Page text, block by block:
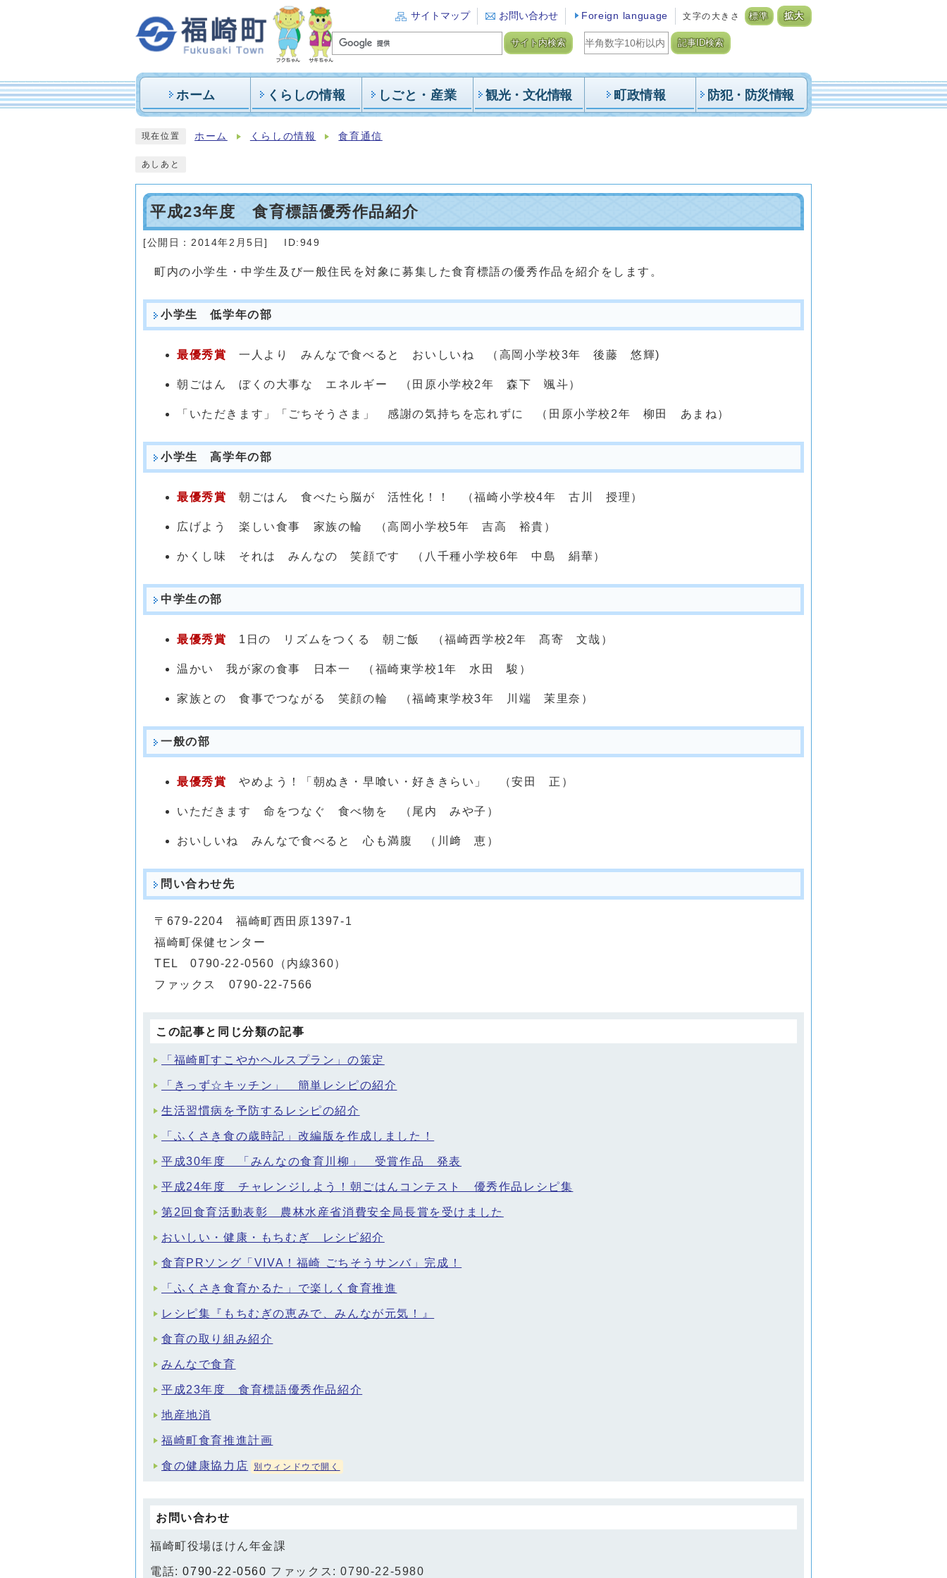
サイトマップ お問い合わせ Foreign language 文字の大きさ 標準 拡大
サイト内検索 記事ID検索
ホーム くらしの情報 しごと・産業 観光・文化情報 町政情報 防犯・防災情報
現在位置 ホーム くらしの情報 食育通信
あしあと
平成23年度 食育標語優秀作品紹介
[公開日： 2014年2月5日] ID:949
町内の小学生・中学生及び一般住民を対象に募集した食育標語の優秀作品を紹介をします。
小学生 低学年の部
最優秀賞 一人より みんなで食べると おいしいね （高岡小学校3年 後藤 悠輝)
朝ごはん ぼくの大事な エネルギー （田原小学校2年 森下 颯斗）
「いただきます」「ごちそうさま」 感謝の気持ちを忘れずに （田原小学校2年 柳田 あまね）
小学生 高学年の部
最優秀賞 朝ごはん 食べたら脳が 活性化！！ （福崎小学校4年 古川 授理）
広げよう 楽しい食事 家族の輪 （高岡小学校5年 吉高 裕貴）
かくし味 それは みんなの 笑顔です （八千種小学校6年 中島 絹華）
中学生の部
最優秀賞 1日の リズムをつくる 朝ご飯 （福崎西学校2年 髙寄 文哉）
温かい 我が家の食事 日本一 （福崎東学校1年 水田 駿）
家族との 食事でつながる 笑顔の輪 （福崎東学校3年 川端 茉里奈）
一般の部
最優秀賞 やめよう！「朝ぬき・早喰い・好ききらい」 （安田 正）
いただきます 命をつなぐ 食べ物を （尾内 みや子）
おいしいね みんなで食べると 心も満腹 （川﨑 恵）
問い合わせ先
〒679-2204 福崎町西田原1397-1
福崎町保健センター
TEL 0790-22-0560（内線360）
ファックス 0790-22-7566
この記事と同じ分類の記事
「福崎町すこやかヘルスプラン」の策定
「きっず☆キッチン」 簡単レシピの紹介
生活習慣病を予防するレシピの紹介
「ふくさき食の歳時記」改編版を作成しました！
平成30年度 「みんなの食育川柳」 受賞作品 発表
平成24年度 チャレンジしよう！朝ごはんコンテスト 優秀作品レシピ集
第2回食育活動表彰 農林水産省消費安全局長賞を受けました
おいしい・健康・もちむぎ レシピ紹介
食育PRソング「VIVA！福崎 ごちそうサンバ」完成！
「ふくさき食育かるた」で楽しく食育推進
レシピ集『もちむぎの恵みで、みんなが元気！』
食育の取り組み紹介
みんなで食育
平成23年度 食育標語優秀作品紹介
地産地消
福崎町食育推進計画
食の健康協力店 別ウィンドウで開く
お問い合わせ
福崎町役場ほけん年金課
電話:0790-22-0560 ファックス: 0790-22-5980